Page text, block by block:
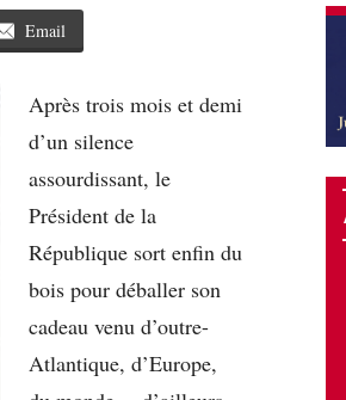
Email
Après trois mois et demi
d’un silence
assourdissant, le
Président de la
République sort enfin du
bois pour déballer son
cadeau venu d’outre-
Atlantique, d’Europe,